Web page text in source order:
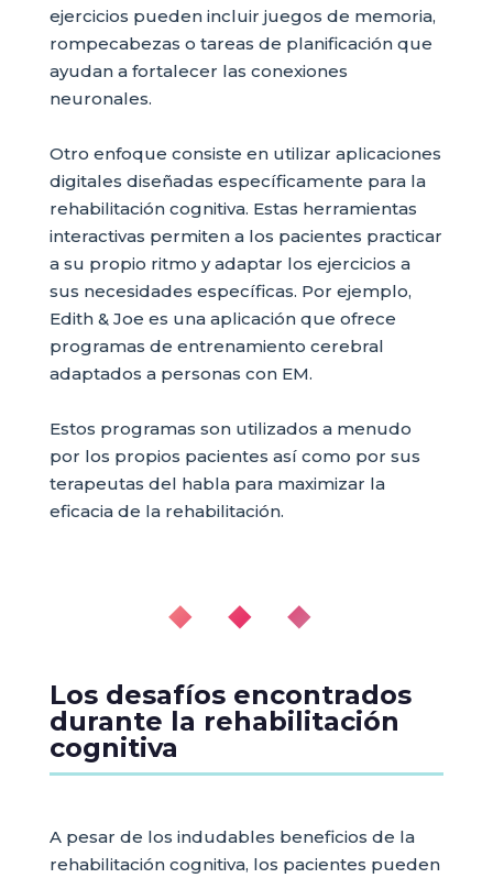
ejercicios pueden incluir juegos de memoria,
rompecabezas o tareas de planificación que
ayudan a fortalecer las conexiones
neuronales.
Otro enfoque consiste en utilizar aplicaciones
digitales diseñadas específicamente para la
rehabilitación cognitiva. Estas herramientas
interactivas permiten a los pacientes practicar
a su propio ritmo y adaptar los ejercicios a
sus necesidades específicas. Por ejemplo,
Edith & Joe es una aplicación que ofrece
programas de entrenamiento cerebral
adaptados a personas con EM.
Estos programas son utilizados a menudo
por los propios pacientes así como por sus
terapeutas del habla para maximizar la
eficacia de la rehabilitación.
◆ ◆ ◆
Los desafíos encontrados
durante la rehabilitación
cognitiva
A pesar de los indudables beneficios de la
rehabilitación cognitiva, los pacientes pueden